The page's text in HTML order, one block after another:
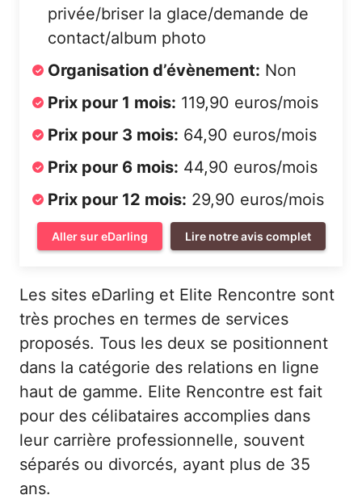
privée/briser la glace/demande de
contact/album photo
Organisation d’évènement: Non
Prix pour 1 mois: 119,90 euros/mois
Prix pour 3 mois: 64,90 euros/mois
Prix pour 6 mois: 44,90 euros/mois
Prix pour 12 mois: 29,90 euros/mois
Aller sur eDarling Lire notre avis complet
Les sites eDarling et Elite Rencontre sont
très proches en termes de services
proposés. Tous les deux se positionnent
dans la catégorie des relations en ligne
haut de gamme. Elite Rencontre est fait
pour des célibataires accomplies dans
leur carrière professionnelle, souvent
séparés ou divorcés, ayant plus de 35
ans.